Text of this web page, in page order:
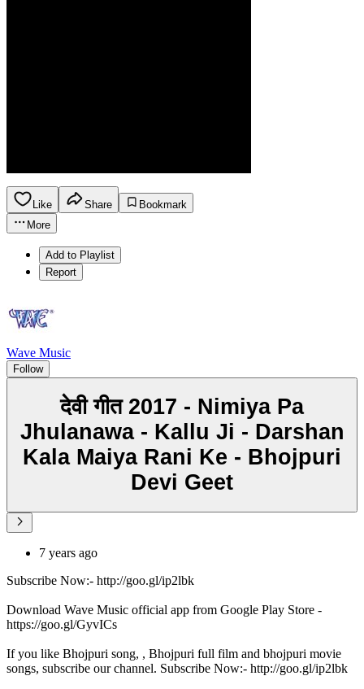
Like Share
Bookmark
More
Add to Playlist
Report
Wave Music
Follow
देवी गीत 2017 - Nimiya Pa
Jhulanawa - Kallu Ji - Darshan
Kala Maiya Rani Ke - Bhojpuri
Devi Geet
7 years ago
Subscribe Now:- http://goo.gl/ip2lbk
Download Wave Music official app from Google Play Store -
https://goo.gl/GyvICs
If you like Bhojpuri song, , Bhojpuri full film and bhojpuri movie
songs, subscribe our channel. Subscribe Now:- http://goo.gl/ip2lbk